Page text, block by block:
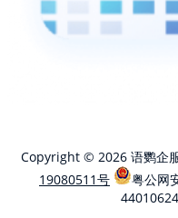
Copyright © 2026 语鹦企
19080511号
粤公网